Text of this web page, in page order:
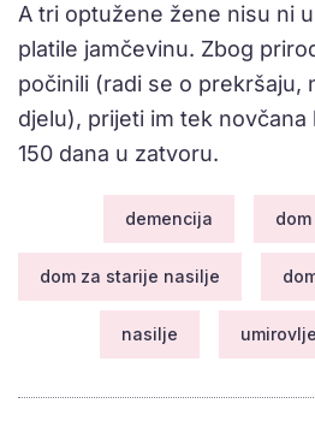
A tri optužene žene nisu ni
platile jamčevinu. Zbog
počinili (radi se o prekršaju,
djelu), prijeti im tek novčana
150 dana u zatvoru.
demencija
dom za starije nasilje
nasilje